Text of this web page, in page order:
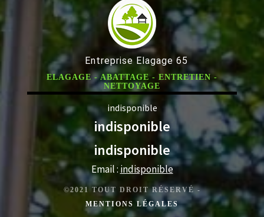
Entreprise Elagage 65
ELAGAGE - ABATTAGE - ENTRETIEN -
NETTOYAGE
indisponible
indisponible
indisponible
Email : indisponible
©2021 TOUT DROIT RÉSERVÉ -
MENTIONS LÉGALES